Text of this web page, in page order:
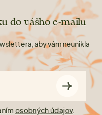
do vášho e-mailu
aby vám neunikla
osobných údajov.